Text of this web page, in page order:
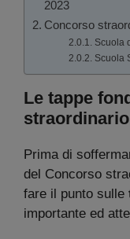
2023
Concorso
Scuola
Scuola
Le tappe
Prima di
del Concorso
fare il punto sulle
importante ed